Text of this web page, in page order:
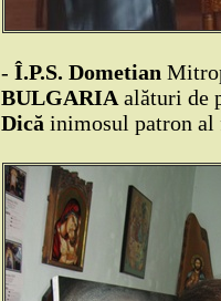
- Î.P.S. Dometian
BULGARIA alături de
Dică inimosul patron